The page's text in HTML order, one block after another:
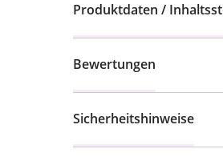
Produktdaten /
Bewertungen
Sicherheitshinweise